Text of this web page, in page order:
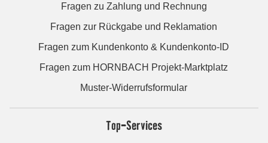
Fragen zu Zahlung und Rechnung
Fragen zur Rückgabe und Reklamation
Fragen zum Kundenkonto & Kundenkonto-ID
Fragen zum HORNBACH Projekt-Marktplatz
Muster-Widerrufsformular
Top-Services